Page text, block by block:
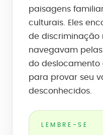
paisagens
culturais. Eles
de discriminação
navegavam
do deslocamento
para provar seu
desconhecidos.
LEMBRE-SE